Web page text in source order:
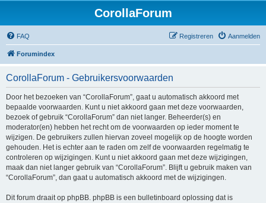
CorollaForum
FAQ Aanmelden
Registreren
Forumindex
CorollaForum - Gebruikersvoorwaarden
Door het bezoeken van “CorollaForum”, gaat u automatisch akkoord met
bepaalde voorwaarden. Kunt u niet akkoord gaan met deze voorwaarden,
bezoek of gebruik “CorollaForum” dan niet langer. Beheerder(s) en
moderator(en) hebben het recht om de voorwaarden op ieder moment te
wijzigen. De gebruikers zullen hiervan zoveel mogelijk op de hoogte worden
gehouden. Het is echter aan te raden om zelf de voorwaarden regelmatig te
controleren op wijzigingen. Kunt u niet akkoord gaan met deze wijzigingen,
maak dan niet langer gebruik van “CorollaForum”. Blijft u gebruik maken van
“CorollaForum”, dan gaat u automatisch akkoord met de wijzigingen.
Dit forum draait op phpBB. phpBB is een bulletinboard oplossing dat is